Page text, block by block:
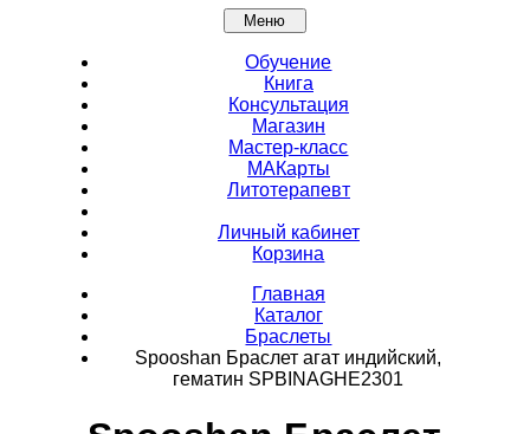
Меню
Обучение
Книга
Консультация
Магазин
Мастер-класс
МАКарты
Литотерапевт
Личный кабинет
Корзина
Главная
Каталог
Браслеты
Spooshan Браслет агат индийский,
гематин SPBINAGHE2301